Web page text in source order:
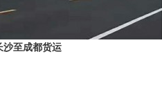
沙至成都货运